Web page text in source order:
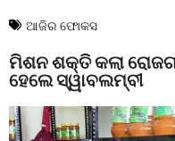
ଆଜିର ଫୋକସ
ମିଶନ ଶକ୍ତି କଲା
ହେଲେ ସ୍ୱାବଲମ୍ବୀ